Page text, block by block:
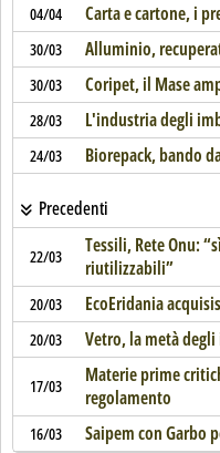
04/04 Carta e cartone, i
30/03 Alluminio,
30/03 Coripet, il Mase
28/03 L'industria degli
24/03 Biorepack, bando
Precedenti
22/03
Tessili, Rete Onu:
riutilizzabili”
20/03 EcoEridania
20/03 Vetro, la metà
17/03
Materie prime
regolamento
16/03 Saipem con Garbo